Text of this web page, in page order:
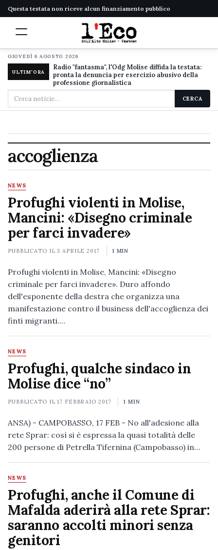
Questa testata non riceve alcun finanziamento pubblico
GIOVEDÌ 6 AGOSTO 2026
ULTIM'ORA
Radio "fantasma", l'Odg Molise diffida la testata:
pronta la denuncia per esercizio abusivo della
professione giornalistica
Cerca
nel
CERCA
accoglienza
NEWS
Profughi violenti in Molise,
Mancini: «Disegno criminale
per farci invadere»
PUBBLICATO IL3 APRILE 2017 1 MIN
Profughi violenti in Molise, Mancini: «Disegno
criminale per farci invadere». Duro affondo
dell'esponente della destra che organizza una
manifestazione contro il business dell'accoglienza dei
finti migranti.…
NEWS
Profughi, qualche sindaco in
Molise dice “no”
PUBBLICATO IL17 FEBBRAIO 2017 1 MIN
ANSA) - CAMPOBASSO, 17 FEB - No all'adesione alla
rete Sprar: così si è espressa la quasi totalità delle
200 persone di Petrella Tifernina (Campobasso) in…
NEWS
Profughi, anche il Comune di
Mafalda aderirà alla rete Sprar:
saranno accolti minori senza
genitori